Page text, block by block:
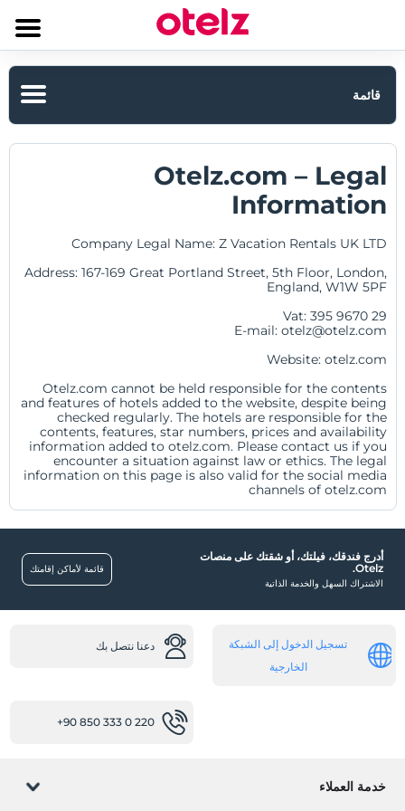
قائمة
معلومات الشركة
معلومات عنا
علامتنا التجارية
أدرج فندقك
خدمة العملاء
اتصال
دليل اتباع الخطوات
مركز الصحافة
مكتبة الوسائط
أسئلة متداولة
معلومات الشركات
المعلومات القانونية
سياسات الخصوصية
Otelz.com – Legal
Information
Company Legal Name: Z Vacation Rentals UK LTD
Address: 167-169 Great Portland Street, 5th Floor, London,
England, W1W 5PF
Vat: 395 9670 29
E-mail: otelz@otelz.com
Website: otelz.com
Otelz.com cannot be held responsible for the contents
and features of hotels added to the website, despite being
checked regularly. The hotels are responsible for the
contents, features, star numbers, prices and availability
information added to otelz.com. Please contact us if you
encounter a situation against law or ethics. The legal
information on this page is also valid for the social media
channels of otelz.com
أدرج فندقك، فيلتك، أو شقتك على منصات
Otelz.
الاشتراك السهل والخدمة الذاتية
قائمة لأماكن إقامتك
تسجيل الدخول إلى الشبكة
الخارجية
دعنا نتصل بك
+90 850 333 0 220
خدمة العملاء